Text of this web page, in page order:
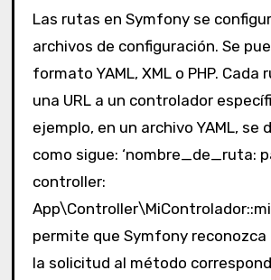
Las rutas en Symfony se
archivos de configuración. Se
formato YAML, XML o PHP. Cada
una URL a un controlador
ejemplo, en un archivo YAML, se
como sigue: ‘nombre_de_ruta:
controller:
permite que Symfony reconozca
la solicitud al método